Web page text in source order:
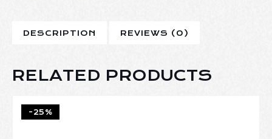
DESCRIPTION REVIEWS (0)
RELATED PRODUCTS
-25%